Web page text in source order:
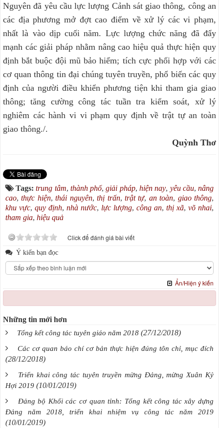
Nguyên đã yêu cầu lực lượng Cảnh sát giao thông, công an
các địa phương mở đợt cao điểm về xử lý các vi phạm,
nhất là vào dịp cuối năm. Lực lượng chức năng đã đẩy
mạnh các giải pháp nhằm nâng cao hiệu quả thực hiện quy
định bắt buộc đội mũ bảo hiểm; tích cực phối hợp với các
cơ quan thông tin đại chúng tuyên truyền, phổ biến các quy
định của người điều khiển phương tiện khi tham gia giao
thông; tăng cường công tác tuần tra kiểm soát, xử lý
nghiêm các hành vi vi phạm quy định về trật tự an toàn
giao thông./.
Quỳnh Thơ
Tags:trung tâm, thành phố,giải pháp, hiện nay, yêu cầu,nâng
cao,thực hiện,thái nguyên,thị trấn, trật tự, an toàn, giao thông,
khu vực, quy định, nhà nước, lực lượng, công an, thị xã, võ nhai,
tham gia, hiệu quả
Click để đánh giá bài viết
Ý kiến bạn đọc
Ẩn/Hiện ý kiến
Những tin mới hơn
Tổng kết công tác tuyên giáo năm 2018 (27/12/2018)
Các cơ quan báo chí cơ bản thực hiện đúng tôn chỉ, mục đích
(28/12/2018)
Triển khai công tác tuyên truyền mừng Đảng, mừng Xuân Kỷ
Hợi 2019 (10/01/2019)
Đảng bộ Khối các cơ quan tỉnh: Tổng kết công tác xây dựng
Đảng năm 2018, triển khai nhiệm vụ công tác năm 2019
(10/01/2019)